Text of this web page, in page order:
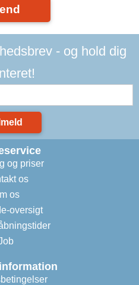
- og hold dig
og priser
os
os
oversigt